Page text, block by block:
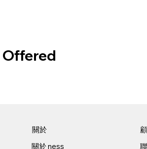
關於​
關於​ ness